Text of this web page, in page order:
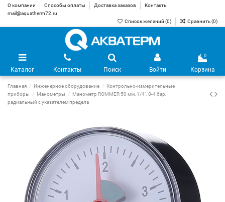
О компании Способы оплаты Доставка заказов
Контакты
mail@aquatherm72.ru
Список желаний (0) Сравнить (0)
Каталог Контакты Поиск Войти
0
Корзина
Главная Инженерное оборудование
Контрольно-измерительные
приборы
Манометры
Манометр ROMMER 50 мм, 1/4", 0-4 бар,
радиальный с указателем предела